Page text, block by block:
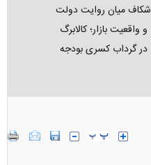
شکاف میان روایت دولت
و واقعیت بازار؛ کالابرگ
در گرداب کسری بودجه